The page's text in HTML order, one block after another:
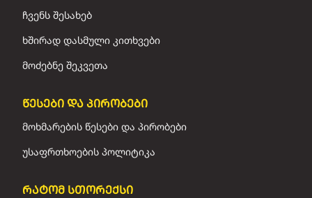
ჩვენს შესახებ
ხშირად დასმული კითხვები
მოძებნე შეკვეთა
წესები და პირობები
მოხმარების წესები და პირობები
უსაფრთხოების პოლიტიკა
რატომ სთორექსი